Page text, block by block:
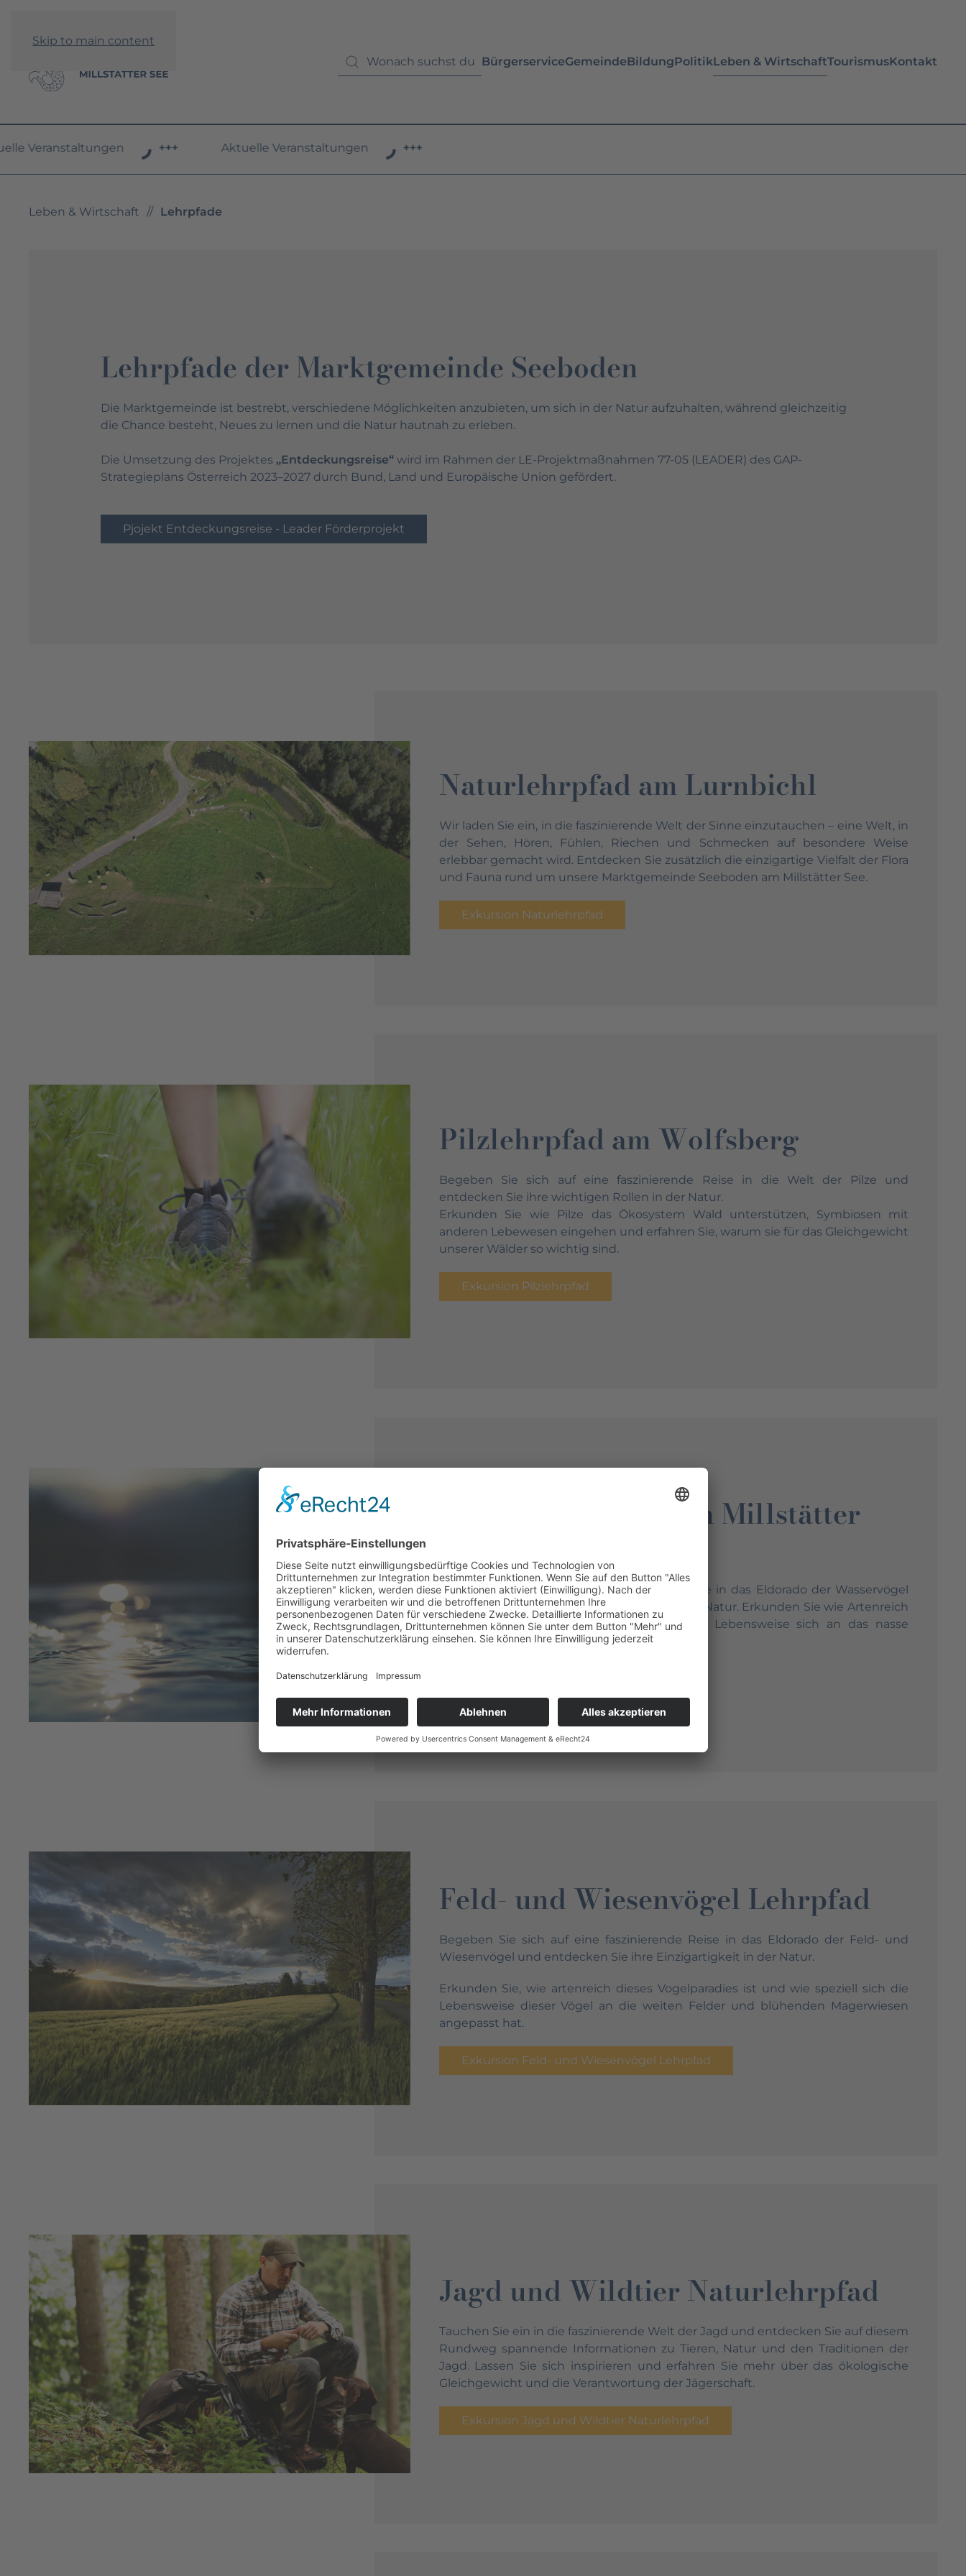
Skip to main content
BürgerserviceGemeindeBildungPolitikLeben & WirtschaftTourismusKontakt
Veranstaltungen +++ Aktuelle Veranstaltungen +++
Leben & Wirtschaft Lehrpfade
Lehrpfade der Marktgemeinde Seeboden
Die Marktgemeinde ist bestrebt, verschiedene Möglichkeiten anzubieten, um sich in der Natur aufzuhalten, während gleichzeitig
die Chance besteht, Neues zu lernen und die Natur hautnah zu erleben.
Die Umsetzung des Projektes „Entdeckungsreise“ wird im Rahmen der LE-Projektmaßnahmen 77-05 (LEADER) des GAP-
Strategieplans Österreich 2023–2027 durch Bund, Land und Europäische Union gefördert.
Pjojekt Entdeckungsreise - Leader Förderprojekt
Naturlehrpfad am Lurnbichl
Wir laden Sie ein, in die faszinierende Welt der Sinne einzutauchen – eine Welt, in
der Sehen, Hören, Fühlen, Riechen und Schmecken auf besondere Weise
erlebbar gemacht wird. Entdecken Sie zusätzlich die einzigartige Vielfalt der Flora
und Fauna rund um unsere Marktgemeinde Seeboden am Millstätter See.
Exkursion Naturlehrpfad
Pilzlehrpfad am Wolfsberg
Begeben Sie sich auf eine faszinierende Reise in die Welt der Pilze und
entdecken Sie ihre wichtigen Rollen in der Natur.
Erkunden Sie wie Pilze das Ökosystem Wald unterstützen, Symbiosen mit
anderen Lebewesen eingehen und erfahren Sie, warum sie für das Gleichgewicht
unserer Wälder so wichtig sind.
Exkursion Pilzlehrpfad
Wasservogelpfad am Millstätter
Begeben Sie sich auf eine faszinierende Reise in das Eldorado der Wasservögel
und entdecken Sie ihre Einzigartigkeit in der Natur. Erkunden Sie wie Artenreich
das Vogelparadies ist, und wie speziell Ihre Lebensweise sich an das nasse
Element angepasst hat.
Feld- und Wiesenvögel Lehrpfad
Begeben Sie sich auf eine faszinierende Reise in das Eldorado der Feld- und
Wiesenvögel und entdecken Sie ihre Einzigartigkeit in der Natur.
Erkunden Sie, wie artenreich dieses Vogelparadies ist und wie speziell sich die
Lebensweise dieser Vögel an die weiten Felder und blühenden Magerwiesen
angepasst hat.
Exkursion Feld- und Wiesenvögel Lehrpfad
Jagd und Wildtier Naturlehrpfad
Tauchen Sie ein in die faszinierende Welt der Jagd und entdecken Sie auf diesem
Rundweg spannende Informationen zu Tieren, Natur und den Traditionen der
Jagd. Lassen Sie sich inspirieren und erfahren Sie mehr über das ökologische
Gleichgewicht und die Verantwortung der Jägerschaft.
Exkursion Jagd und Wildtier Naturlehrpfad